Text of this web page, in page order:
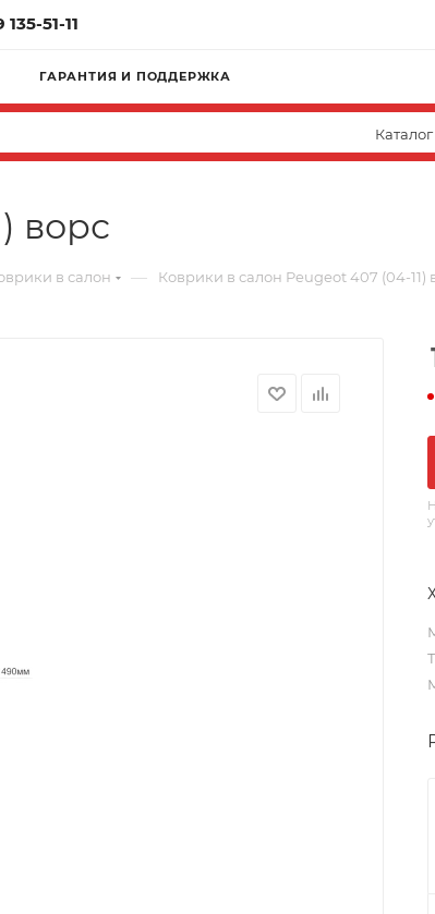
135-51-11
ГАРАНТИЯ И ПОДДЕРЖКА
Каталог
ворс
в салон — Коврики в салон Peugeot 407 (04-11)